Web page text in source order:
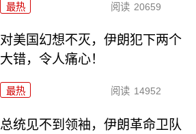
最热 阅读 20659
对美国幻想不灭，伊朗犯下两个
大错，令人痛心！
最热 阅读 14952
总统见不到领袖，伊朗革命卫队